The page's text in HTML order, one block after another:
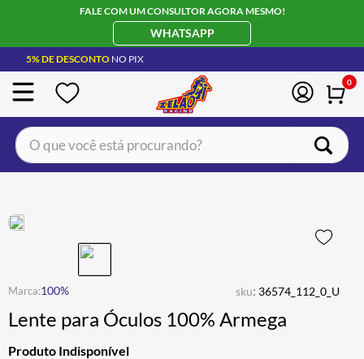
FALE COM UM CONSULTOR AGORA MESMO!
WHATSAPP
5% DE DESCONTO NO PIX
0
O que você está procurando?
100% sku: 36574_112_0_U
Lente para Óculos 100% Armega
Produto Indisponível
JAQUETA
4º ÓCULOS SOLAR
5º LUVA
6º BAU